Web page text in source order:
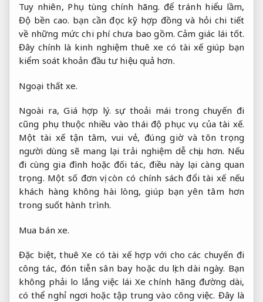
Tuy nhiên, Phụ tùng chính hãng. để tránh hiểu lầm,
Độ bền cao. bạn cần đọc kỹ hợp đồng và hỏi chi tiết
về những mức chi phí chưa bao gồm.Cảm giác lái tốt.
Đây chính là kinh nghiệm thuê xe có tài xế giúp bạn
kiểm soát khoản đầu tư hiệu quả hơn.
Ngoại thất xe.
Ngoài ra,Giá hợp lý. sự thoải mái trong chuyến đi
cũng phụ thuộc nhiều vào thái độ phục vụ của tài xế.
Một tài xế tận tâm, vui vẻ, đúng giờ và tôn trọng
người dùng sẽ mang lại trải nghiệm dễ chịu hơn. Nếu
đi cùng gia đình hoặc đối tác, điều này lại càng quan
trọng. Một số đơn vị còn có chính sách đổi tài xế nếu
khách hàng không hài lòng, giúp bạn yên tâm hơn
trong suốt hành trình.
Mua bán xe.
Đặc biệt, thuê Xe có tài xế hợp với cho các chuyến đi
công tác, đón tiễn sân bay hoặc du lịch dài ngày. Bạn
không phải lo lắng việc lái Xe chính hãng đường dài,
có thể nghỉ ngơi hoặc tập trung vào công việc. Đây là